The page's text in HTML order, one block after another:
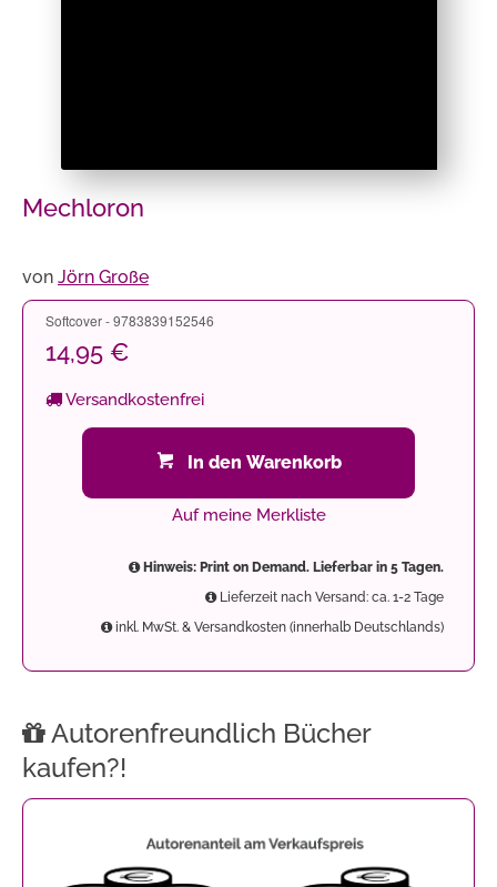
Mechloron
von Jörn Große
Softcover - 9783839152546
14,95 €
Versandkostenfrei
In den Warenkorb
Auf meine Merkliste
Hinweis: Print on Demand. Lieferbar in 5 Tagen.
Lieferzeit nach Versand: ca. 1-2 Tage
inkl. MwSt. & Versandkosten (innerhalb Deutschlands)
Autorenfreundlich Bücher
kaufen?!